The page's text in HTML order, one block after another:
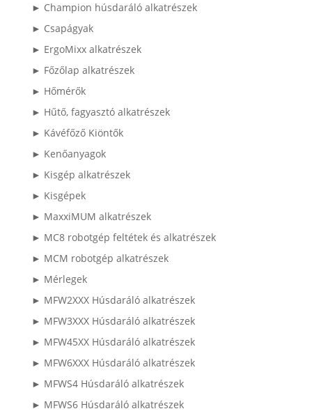
► Champion húsdaráló alkatrészek
► Csapágyak
► ErgoMixx alkatrészek
► Főzőlap alkatrészek
► Hőmérők
► Hűtő, fagyasztó alkatrészek
► Kávéfőző Kiöntők
► Kenőanyagok
► Kisgép alkatrészek
► Kisgépek
► MaxxiMUM alkatrészek
► MC8 robotgép feltétek és alkatrészek
► MCM robotgép alkatrészek
► Mérlegek
► MFW2XXX Húsdaráló alkatrészek
► MFW3XXX Húsdaráló alkatrészek
► MFW45XX Húsdaráló alkatrészek
► MFW6XXX Húsdaráló alkatrészek
► MFWS4 Húsdaráló alkatrészek
► MFWS6 Húsdaráló alkatrészek